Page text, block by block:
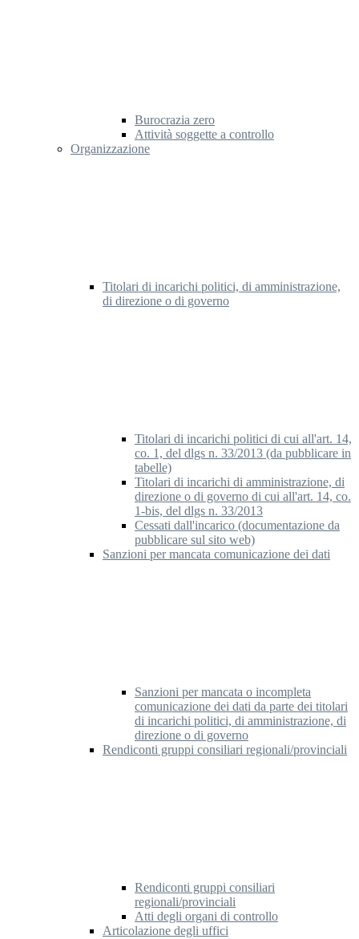
Burocrazia zero
Attività soggette a controllo
Organizzazione
Titolari di incarichi politici, di amministrazione,
di direzione o di governo
Titolari di incarichi politici di cui all'art. 14,
co. 1, del dlgs n. 33/2013 (da pubblicare in
tabelle)
Titolari di incarichi di amministrazione, di
direzione o di governo di cui all'art. 14, co.
1-bis, del dlgs n. 33/2013
Cessati dall'incarico (documentazione da
pubblicare sul sito web)
Sanzioni per mancata comunicazione dei dati
Sanzioni per mancata o incompleta
comunicazione dei dati da parte dei titolari
di incarichi politici, di amministrazione, di
direzione o di governo
Rendiconti gruppi consiliari regionali/provinciali
Rendiconti gruppi consiliari
regionali/provinciali
Atti degli organi di controllo
Articolazione degli uffici